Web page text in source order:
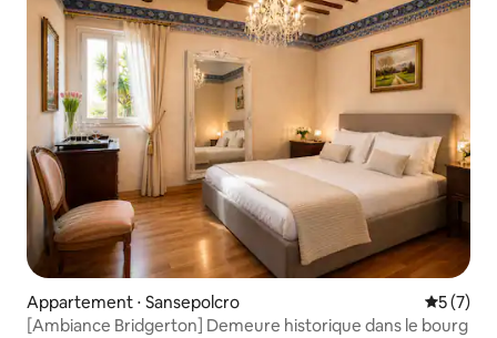
Appartement ⋅ Sansepolcro
5 (7)
[Ambiance Bridgerton] Demeure historique dans le bourg